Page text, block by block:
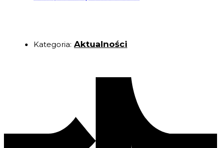
Kategoria: Aktualności